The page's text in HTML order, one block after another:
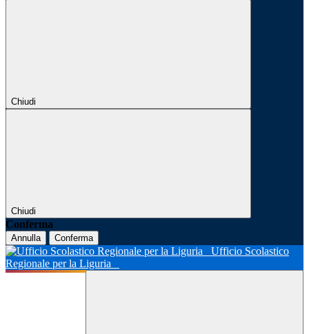
Chiudi
Chiudi
Conferma
Annulla Conferma
Ufficio Scolastico
Regionale per la Liguria